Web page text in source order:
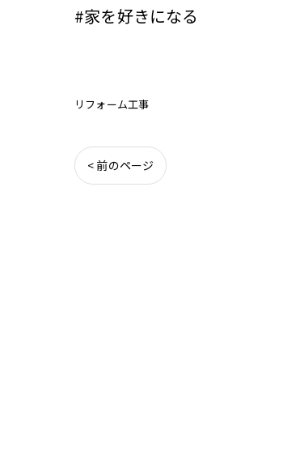
#家を好きになる
リフォーム工事
< 前のページ